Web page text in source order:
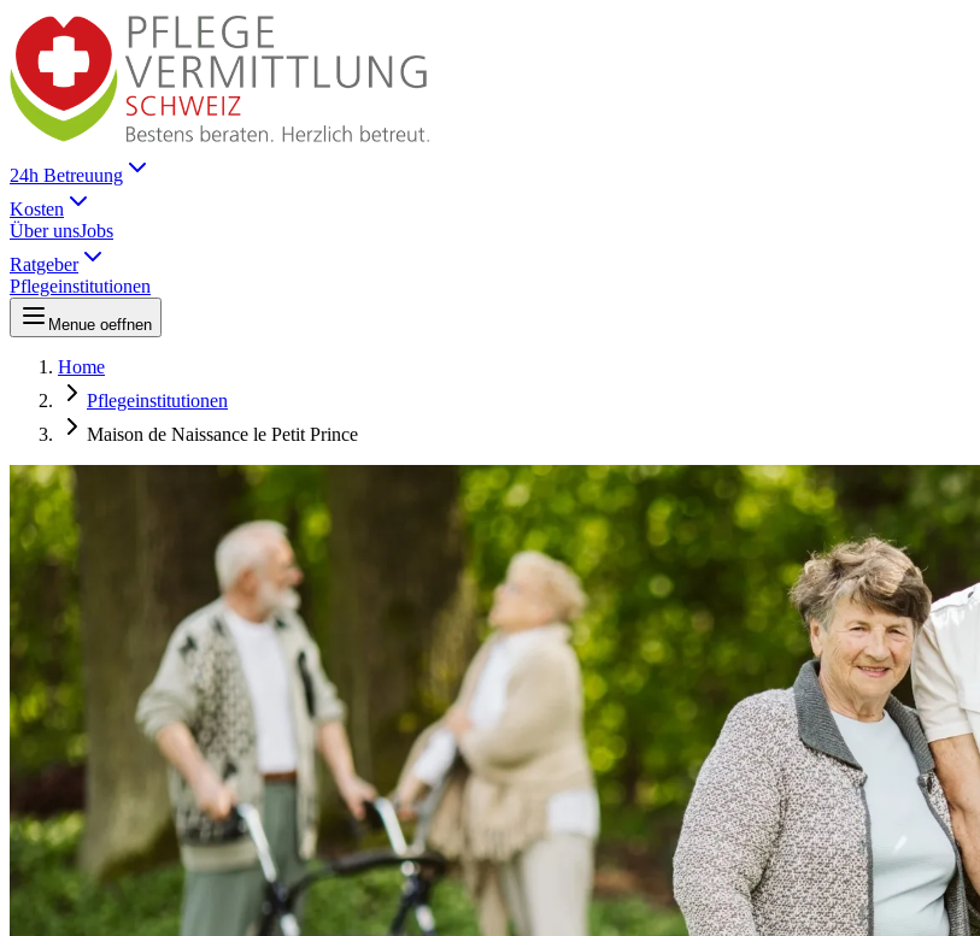
24h Betreuung
Kosten
Über unsJobs
Ratgeber
Pflegeinstitutionen
Menue oeffnen
Home
Pflegeinstitutionen
Maison de Naissance le Petit Prince